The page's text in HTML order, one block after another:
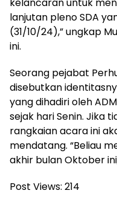
lanjutan pleno SDA
(31/10/24),” ungkap
ini.
Seorang pejabat
disebutkan
yang dihadiri oleh
sejak hari Senin. Jika
rangkaian acara ini
mendatang. “Beliau
akhir bulan Oktober
Post Views: 214